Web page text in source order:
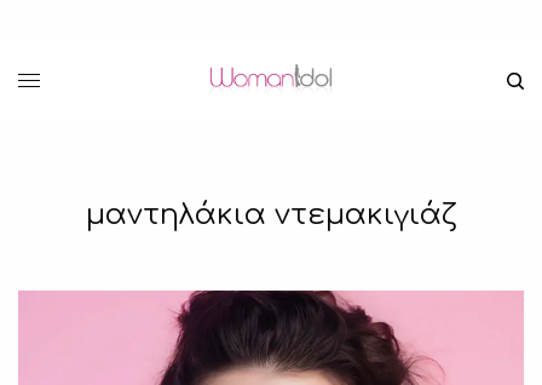
μαντηλάκια ντεμακιγιάζ